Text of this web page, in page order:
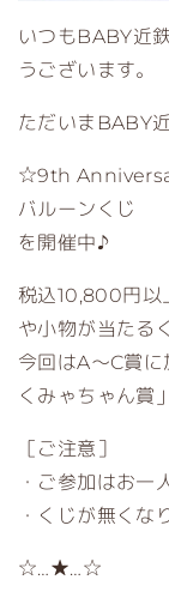
いつもBABY近
うございます。
ただいまBABY
☆9th
バルーンくじ
を開催中♪
税込10,800円以
や小物が当たる
今回はA～C賞
くみゃちゃん賞
［ご注意］
・ご参加はお一
・くじが無くな
☆…★…☆